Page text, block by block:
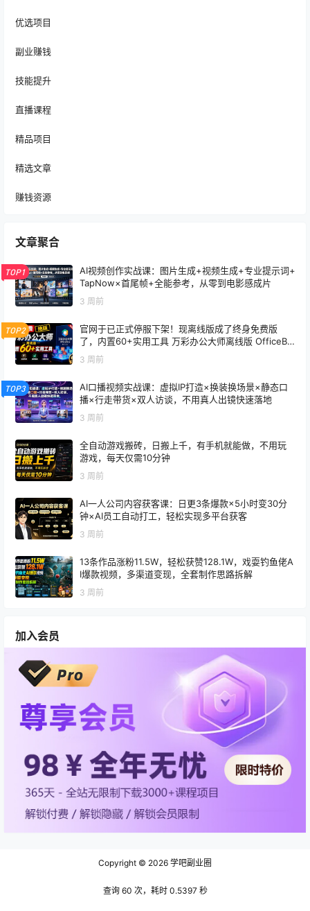
优选项目
副业赚钱
技能提升
直播课程
精品项目
精选文章
赚钱资源
文章聚合
TOP1
AI视频创作实战课：图片生成+视频生成+专业提示词+
TapNow×首尾帧+全能参考，从零到电影感成片
3 周前
TOP2
官网于已正式停服下架！现离线版成了终身免费版
了，内置60+实用工具 万彩办公大师离线版 OfficeBo
x
3 周前
TOP3
AI口播视频实战课：虚拟IP打造×换装换场景×静态口
播×行走带货×双人访谈，不用真人出镜快速落地
3 周前
全自动游戏搬砖，日搬上千，有手机就能做，不用玩
游戏，每天仅需10分钟
3 周前
AI一人公司内容获客课：日更3条爆款×5小时变30分
钟×AI员工自动打工，轻松实现多平台获客
3 周前
13条作品涨粉11.5W，轻松获赞128.1W，戏耍钓鱼佬A
I爆款视频，多渠道变现，全套制作思路拆解
3 周前
加入会员
Copyright © 2026 学吧副业圈
查询 60 次，耗时 0.5397 秒